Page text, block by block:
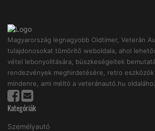
Magyarország legnagyobb Oldtimer, Veterán
tulajdonosokat tömörítő weboldala, ahol
vétel lebonyolitására, büszkeségeitek
rendezvények meghirdetésére, retro eszközök
mindenre, ami méltó a veteránautó.hu
Kategóriák
Személyautó